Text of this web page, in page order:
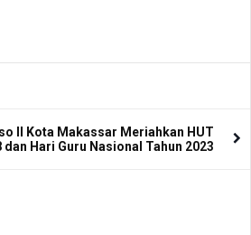
II Kota Makassar Meriahkan HUT
dan Hari Guru Nasional Tahun 2023